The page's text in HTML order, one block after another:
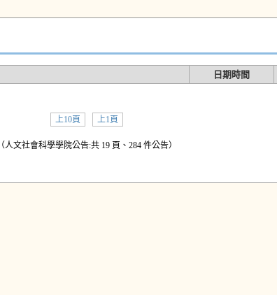
日期時間
上10頁 上1頁
（人文社會科學學院公告:共 19 頁、284 件公告）